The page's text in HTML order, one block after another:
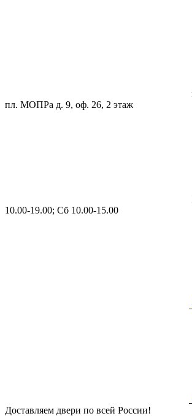
пл. МОПРа д. 9, оф. 26, 2 этаж
10.00-19.00; Сб 10.00-15.00
Доставляем двери по всей России!